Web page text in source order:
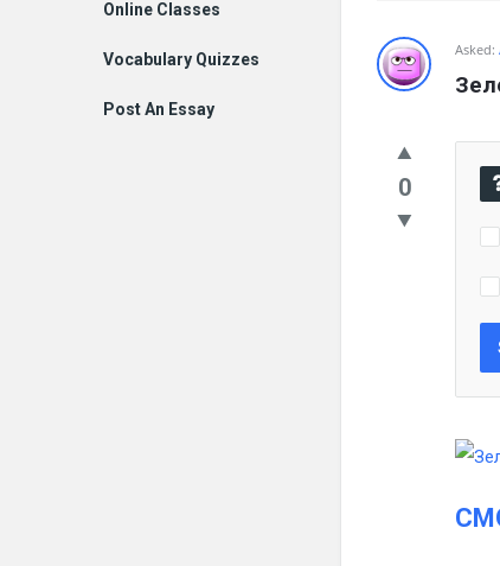
Asked:
0
Online Classes
Vocabulary Quizzes
Post An Essay